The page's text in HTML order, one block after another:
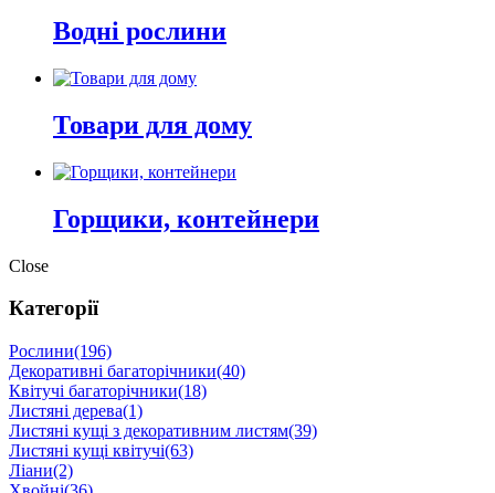
Водні рослини
Товари для дому
Горщики, контейнери
Close
Категорії
Рослини(196)
Декоративні багаторічники(40)
Квітучі багаторічники(18)
Листяні дерева(1)
Листяні кущі з декоративним листям(39)
Листяні кущі квітучі(63)
Ліани(2)